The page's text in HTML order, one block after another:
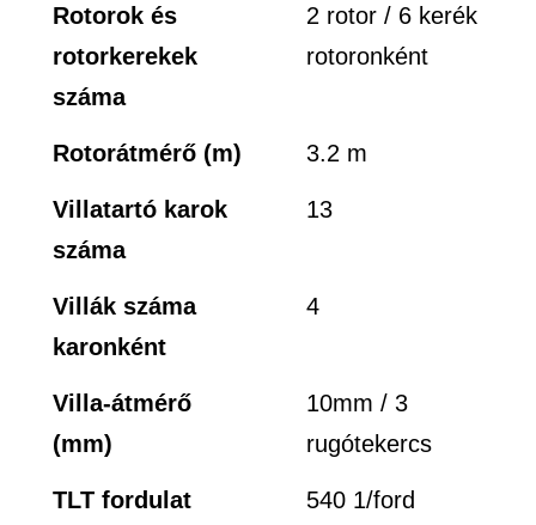
Rotorok és
rotorkerekek
száma
2 rotor / 6 kerék
rotoronként
Rotorátmérő (m) 3.2 m
Villatartó karok
száma
13
Villák száma
karonként
4
Villa-átmérő
(mm)
10mm / 3
rugótekercs
TLT fordulat
540 1/ford